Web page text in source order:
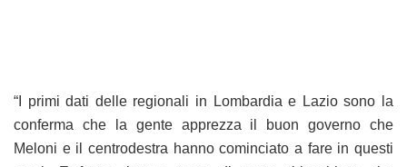
“I primi dati delle regionali in Lombardia e Lazio sono la
conferma che la gente apprezza il buon governo che
Meloni e il centrodestra hanno cominciato a fare in questi